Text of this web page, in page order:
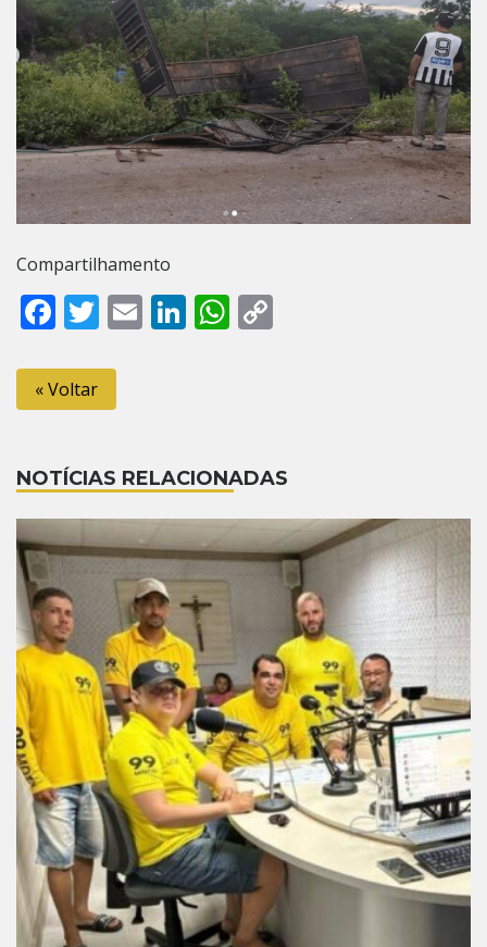
Compartilhamento
Facebook
Twitter
EmailLinkedIn
WhatsApp
« Voltar
NOTÍCIAS RELACIONADAS